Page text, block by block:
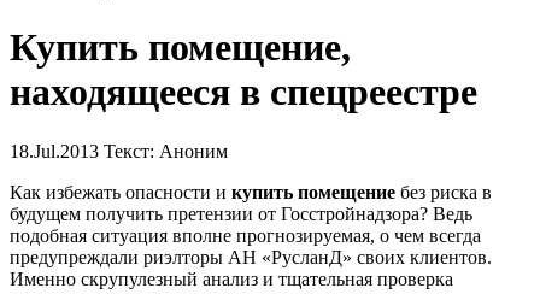
Купить помещение,
находящееся в спецреестре
18.Jul.2013 Текст: Аноним
Как избежать опасности и купить помещение без риска в
будущем получить претензии от Госстройнадзора? Ведь
подобная ситуация вполне прогнозируемая, о чем всегда
предупреждали риэлторы АН «РусланД» своих клиентов.
Именно скрупулезный анализ и тщательная проверка